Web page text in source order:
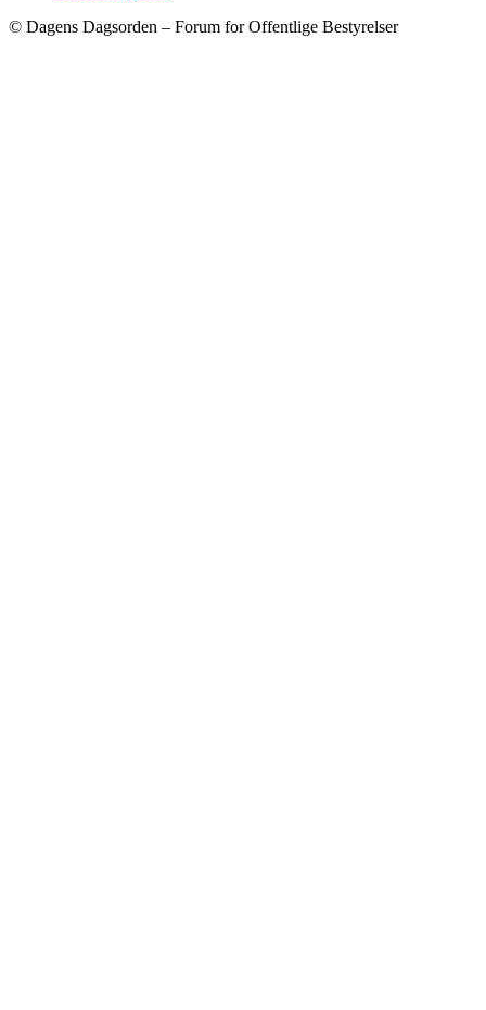
© Dagens Dagsorden – Forum for Offentlige Bestyrelser